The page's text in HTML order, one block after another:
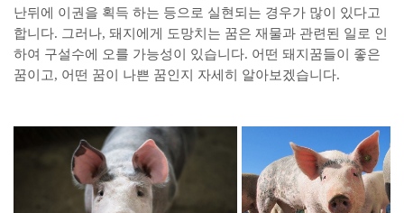
난뒤에 이권을 획득 하는 등으로 실현되는 경우가 많이 있다고
합니다. 그러나, 돼지에게 도망치는 꿈은 재물과 관련된 일로 인
하여 구설수에 오를 가능성이 있습니다. 어떤 돼지꿈들이 좋은
꿈이고, 어떤 꿈이 나쁜 꿈인지 자세히 알아보겠습니다.